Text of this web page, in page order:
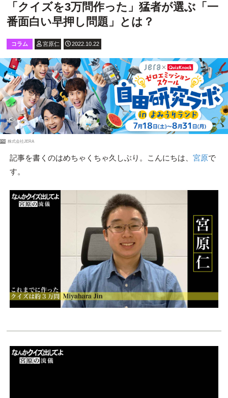
「クイズを3万問作った」猛者が選ぶ「一
番面白い早押し問題」とは？
コラム 宮原仁 2022.10.22
PR 株式会社JERA
記事を書くのはめちゃくちゃ久しぶり。こんにちは、 宮原で
す。